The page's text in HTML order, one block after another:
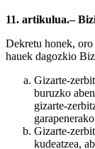
11. artikulua.–
Dekretu honek,
hauek dagozkio
Gizarte-
buruzko
gizarte-
Gizarte-
kudeatzea,